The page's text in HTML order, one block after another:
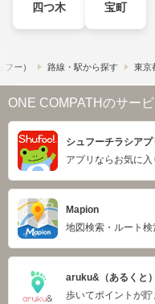
四つ木 宝町
ー） 路線・駅から探す 東京
ONE COMPATHのサービ
シュフーチラシアプ
アプリならお気に入
Mapion
地図検索・ルート検
aruku&（あるくと）
歩いてポイントが貯